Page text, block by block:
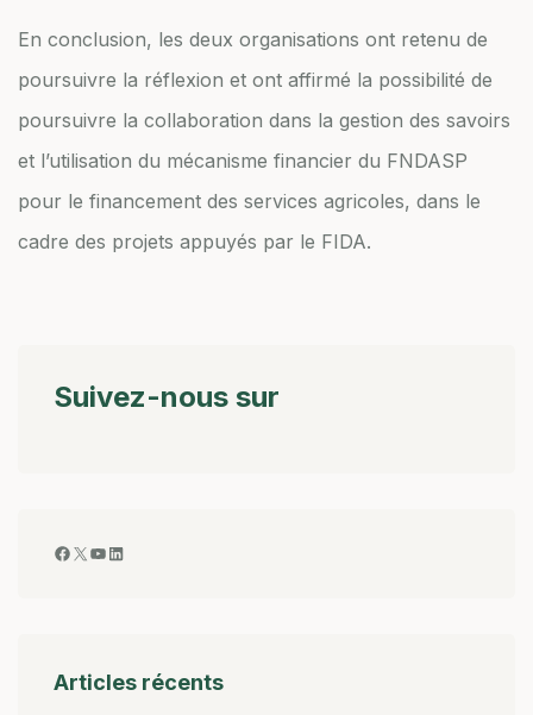
En conclusion, les deux organisations ont retenu de
poursuivre la réflexion et ont affirmé la possibilité de
poursuivre la collaboration dans la gestion des savoirs
et l’utilisation du mécanisme financier du FNDASP
pour le financement des services agricoles, dans le
cadre des projets appuyés par le FIDA.
Suivez-nous sur
Articles récents